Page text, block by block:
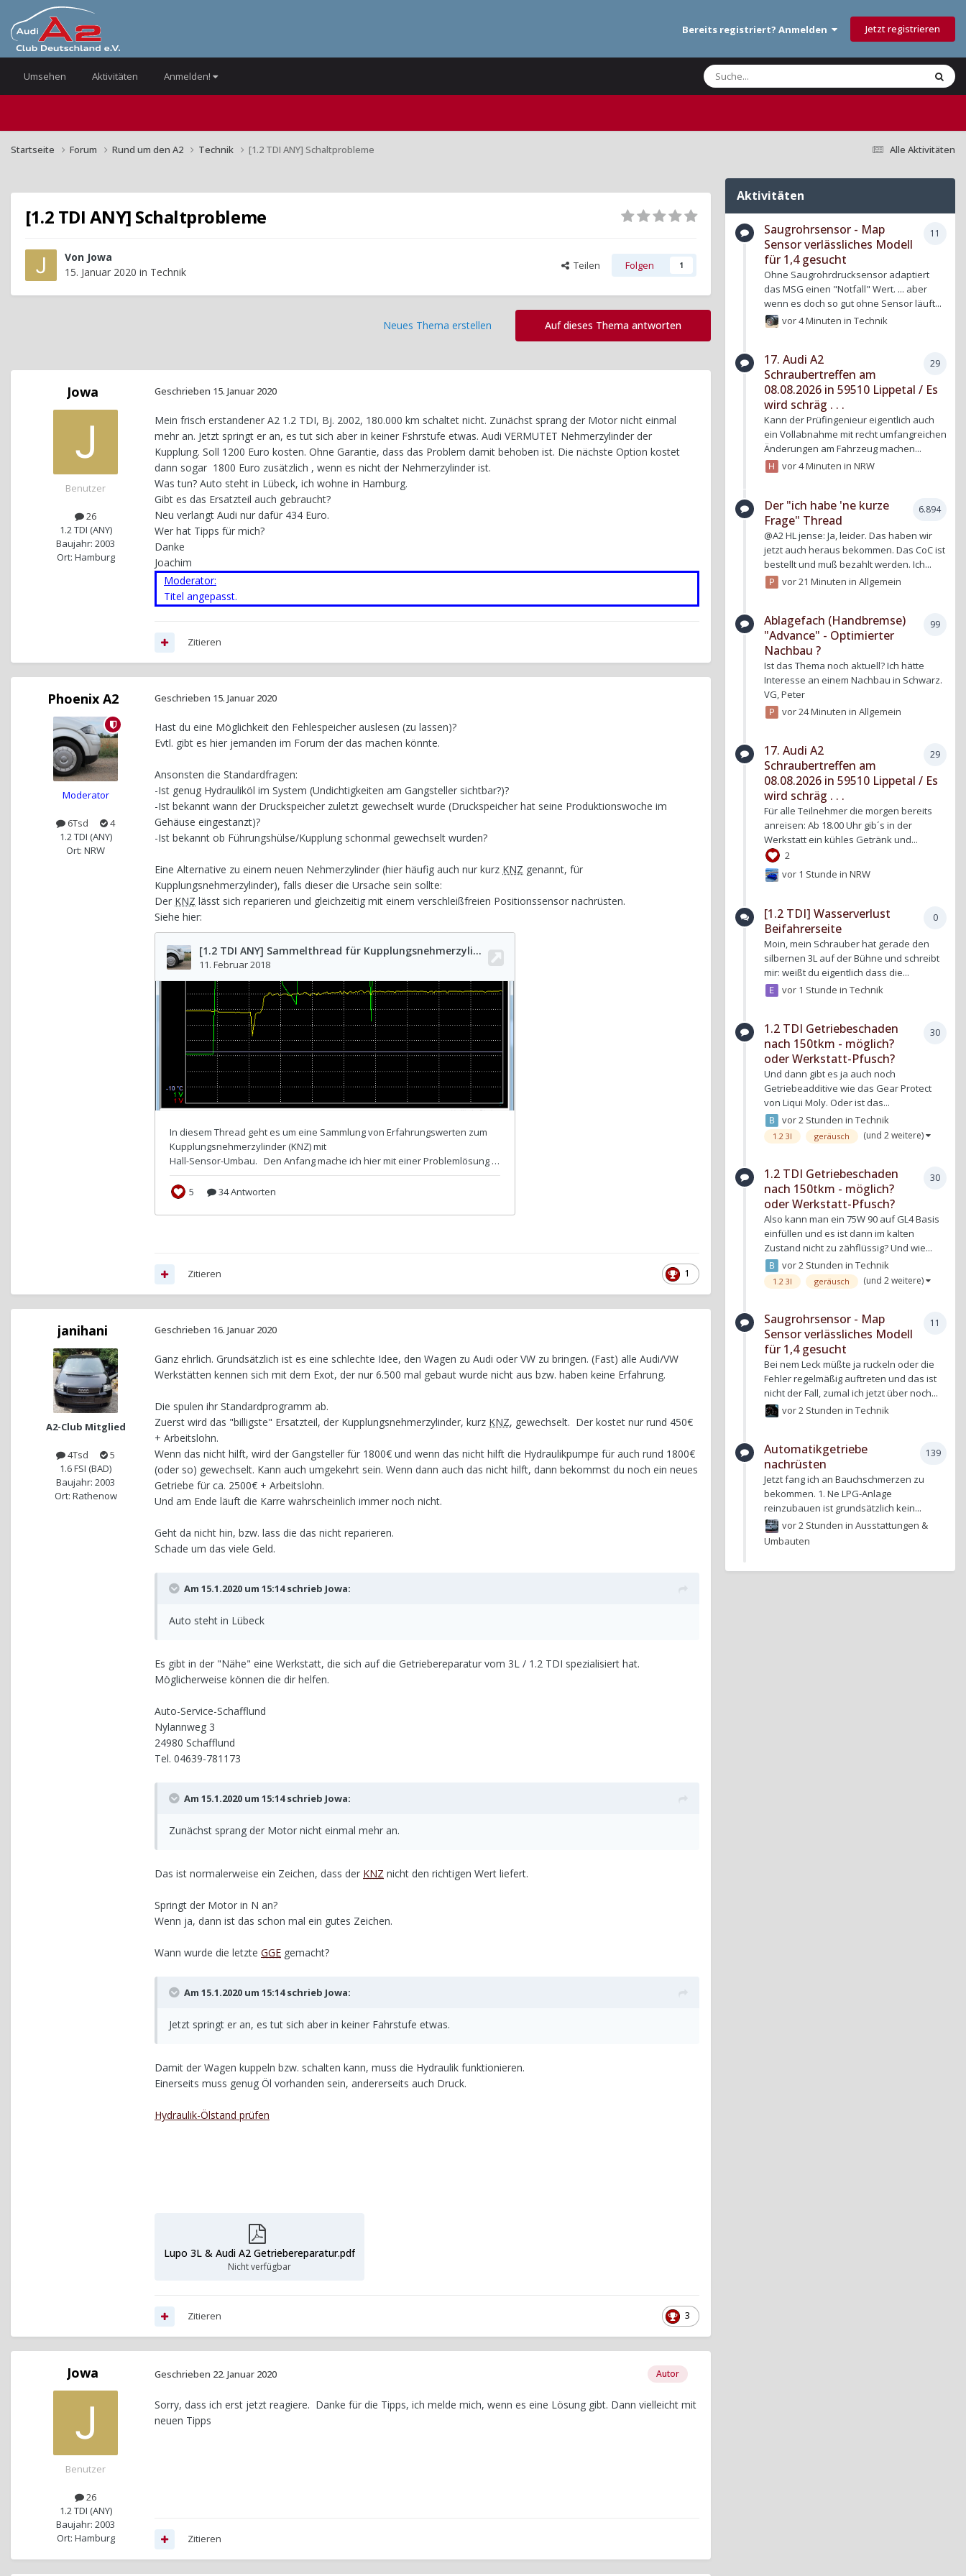
Bereits registriert? Anmelden Jetzt registrieren
Umsehen Aktivitäten Anmelden!
Alle Aktivitäten
Startseite Forum Rund um den A2 Technik [1.2 TDI ANY] Schaltprobleme
[1.2 TDI ANY] Schaltprobleme
Von Jowa
15. Januar 2020 in Technik Teilen Folgen 1
Auf dieses Thema antworten
Neues Thema erstellen
Jowa
Benutzer
26
1.2 TDI (ANY)
Baujahr: 2003
Ort: Hamburg
Geschrieben 15. Januar 2020
Mein frisch erstandener A2 1.2 TDI, Bj. 2002, 180.000 km schaltet nicht. Zunächst sprang der Motor nicht einmal
mehr an. Jetzt springt er an, es tut sich aber in keiner Fshrstufe etwas. Audi VERMUTET Nehmerzylinder der
Kupplung. Soll 1200 Euro kosten. Ohne Garantie, dass das Problem damit behoben ist. Die nächste Option kostet
dann sogar 1800 Euro zusätzlich , wenn es nicht der Nehmerzylinder ist.
Was tun? Auto steht in Lübeck, ich wohne in Hamburg.
Gibt es das Ersatzteil auch gebraucht?
Neu verlangt Audi nur dafür 434 Euro.
Wer hat Tipps für mich?
Danke
Joachim
Moderator:
Titel angepasst.
Zitieren
Phoenix A2
Moderator
6Tsd
4
1.2 TDI (ANY)
Ort: NRW
Geschrieben 15. Januar 2020
Hast du eine Möglichkeit den Fehlespeicher auslesen (zu lassen)?
Evtl. gibt es hier jemanden im Forum der das machen könnte.
Ansonsten die Standardfragen:
-Ist genug Hydrauliköl im System (Undichtigkeiten am Gangsteller sichtbar?)?
-Ist bekannt wann der Druckspeicher zuletzt gewechselt wurde (Druckspeicher hat seine Produktionswoche im
Gehäuse eingestanzt)?
-Ist bekannt ob Führungshülse/Kupplung schonmal gewechselt wurden?
Eine Alternative zu einem neuen Nehmerzylinder (hier häufig auch nur kurz KNZ genannt, für
Kupplungsnehmerzylinder), falls dieser die Ursache sein sollte:
Der KNZ lässt sich reparieren und gleichzeitig mit einem verschleißfreien Positionssensor nachrüsten.
Siehe hier:
1
Zitieren
janihani
A2-Club Mitglied
4Tsd
5
1.6 FSI (BAD)
Baujahr: 2003
Ort: Rathenow
Geschrieben 16. Januar 2020
Ganz ehrlich. Grundsätzlich ist es eine schlechte Idee, den Wagen zu Audi oder VW zu bringen. (Fast) alle Audi/VW
Werkstätten kennen sich mit dem Exot, der nur 6.500 mal gebaut wurde nicht aus bzw. haben keine Erfahrung.
Die spulen ihr Standardprogramm ab.
Zuerst wird das "billigste" Ersatzteil, der Kupplungsnehmerzylinder, kurz KNZ, gewechselt. Der kostet nur rund 450€
+ Arbeitslohn.
Wenn das nicht hilft, wird der Gangsteller für 1800€ und wenn das nicht hilft die Hydraulikpumpe für auch rund 1800€
(oder so) gewechselt. Kann auch umgekehrt sein. Wenn dann auch das nicht hilft, dann bekommst du noch ein neues
Getriebe für ca. 2500€ + Arbeitslohn.
Und am Ende läuft die Karre wahrscheinlich immer noch nicht.
Geht da nicht hin, bzw. lass die das nicht reparieren.
Schade um das viele Geld.
Am 15.1.2020 um 15:14 schrieb Jowa:
Auto steht in Lübeck
Es gibt in der "Nähe" eine Werkstatt, die sich auf die Getriebereparatur vom 3L / 1.2 TDI spezialisiert hat.
Möglicherweise können die dir helfen.
Auto-Service-Schafflund
Nylannweg 3
24980 Schafflund
Tel. 04639-781173
Am 15.1.2020 um 15:14 schrieb Jowa:
Zunächst sprang der Motor nicht einmal mehr an.
Das ist normalerweise ein Zeichen, dass der KNZ nicht den richtigen Wert liefert.
Springt der Motor in N an?
Wenn ja, dann ist das schon mal ein gutes Zeichen.
Wann wurde die letzte GGE gemacht?
Am 15.1.2020 um 15:14 schrieb Jowa:
Jetzt springt er an, es tut sich aber in keiner Fahrstufe etwas.
Damit der Wagen kuppeln bzw. schalten kann, muss die Hydraulik funktionieren.
Einerseits muss genug Öl vorhanden sein, andererseits auch Druck.
Hydraulik-Ölstand prüfen
Lupo 3L & Audi A2 Getriebereparatur.pdf
Nicht verfügbar
3
Zitieren
Jowa
Benutzer
26
1.2 TDI (ANY)
Baujahr: 2003
Ort: Hamburg
Autor
Geschrieben 22. Januar 2020
Sorry, dass ich erst jetzt reagiere. Danke für die Tipps, ich melde mich, wenn es eine Lösung gibt. Dann vielleicht mit
neuen Tipps
Zitieren
Aktivitäten
11
Saugrohrsensor - Map
Sensor verlässliches Modell
für 1,4 gesucht
Ohne Saugrohrdrucksensor adaptiert
das MSG einen "Notfall" Wert. ... aber
wenn es doch so gut ohne Sensor läuft...
vor 4 MinuteninTechnik
29
17. Audi A2
Schraubertreffen am
08.08.2026 in 59510 Lippetal / Es
wird schräg . . .
Kann der Prüfingenieur eigentlich auch
ein Vollabnahme mit recht umfangreichen
Änderungen am Fahrzeug machen...
vor 4 MinuteninNRW
6.894
Der "ich habe 'ne kurze
Frage" Thread
@A2 HL jense: Ja, leider. Das haben wir
jetzt auch heraus bekommen. Das CoC ist
bestellt und muß bezahlt werden. Ich...
vor 21 MinuteninAllgemein
99
Ablagefach (Handbremse)
"Advance" - Optimierter
Nachbau ?
Ist das Thema noch aktuell? Ich hätte
Interesse an einem Nachbau in Schwarz.
VG, Peter
vor 24 MinuteninAllgemein
29
17. Audi A2
Schraubertreffen am
08.08.2026 in 59510 Lippetal / Es
wird schräg . . .
Für alle Teilnehmer die morgen bereits
anreisen: Ab 18.00 Uhr gib´s in der
Werkstatt ein kühles Getränk und...
2
vor 1 Stunde inNRW
0
[1.2 TDI] Wasserverlust
Beifahrerseite
Moin, mein Schrauber hat gerade den
silbernen 3L auf der Bühne und schreibt
mir: weißt du eigentlich dass die...
vor 1 Stunde inTechnik
30
1.2 TDI Getriebeschaden
nach 150tkm - möglich?
oder Werkstatt-Pfusch?
Und dann gibt es ja auch noch
Getriebeadditive wie das Gear Protect
von Liqui Moly. Oder ist das...
vor 2 Stunden inTechnik
1.2 3l geräusch (und 2 weitere)
30
1.2 TDI Getriebeschaden
nach 150tkm - möglich?
oder Werkstatt-Pfusch?
Also kann man ein 75W 90 auf GL4 Basis
einfüllen und es ist dann im kalten
Zustand nicht zu zähflüssig? Und wie...
vor 2 Stunden inTechnik
1.2 3l geräusch (und 2 weitere)
11
Saugrohrsensor - Map
Sensor verlässliches Modell
für 1,4 gesucht
Bei nem Leck müßte ja ruckeln oder die
Fehler regelmäßig auftreten und das ist
nicht der Fall, zumal ich jetzt über noch...
vor 2 Stunden inTechnik
139
Automatikgetriebe
nachrüsten
Jetzt fang ich an Bauchschmerzen zu
bekommen. 1. Ne LPG-Anlage
reinzubauen ist grundsätzlich kein...
vor 2 Stunden inAusstattungen &
Umbauten